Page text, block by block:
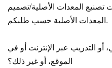
تصنيع المعدات الأصلية/تصميم
المعدات الأصلية حسب طلبكم.
التدريب عبر الإنترنت أو في
الموقع، أو غير ذلك؟